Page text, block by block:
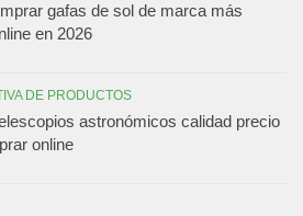
gafas de sol de marca más
en 2026
DE PRODUCTOS
astronómicos calidad precio
online